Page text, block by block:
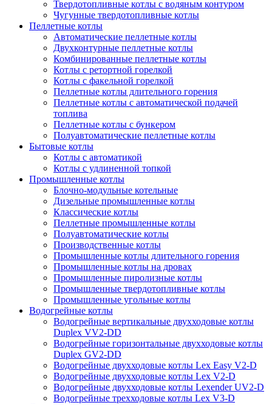
Твердотопливные котлы с водяным контуром
Чугунные твердотопливные котлы
Пеллетные котлы
Автоматические пеллетные котлы
Двухконтурные пеллетные котлы
Комбинированные пеллетные котлы
Котлы с ретортной горелкой
Котлы с факельной горелкой
Пеллетные котлы длительного горения
Пеллетные котлы с автоматической подачей
топлива
Пеллетные котлы с бункером
Полуавтоматические пеллетные котлы
Бытовые котлы
Котлы с автоматикой
Котлы с удлиненной топкой
Промышленные котлы
Блочно-модульные котельные
Дизельные промышленные котлы
Классические котлы
Пеллетные промышленные котлы
Полуавтоматические котлы
Производственные котлы
Промышленные котлы длительного горения
Промышленные котлы на дровах
Промышленные пиролизные котлы
Промышленные твердотопливные котлы
Промышленные угольные котлы
Водогрейные котлы
Водогрейные вертикальные двухходовые котлы
Duplex VV2-DD
Водогрейные горизонтальные двухходовые котлы
Duplex GV2-DD
Водогрейные двухходовые котлы Lex Easy V2-D
Водогрейные двухходовые котлы Lex V2-D
Водогрейные двухходовые котлы Lexender UV2-D
Водогрейные трехходовые котлы Lex V3-D